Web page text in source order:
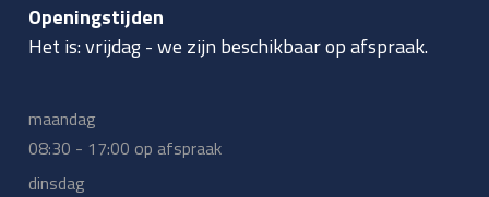
Openingstijden
Het is:vrijdag-we zijn beschikbaar op afspraak.
maandag
08:30 - 17:00 op afspraak
dinsdag